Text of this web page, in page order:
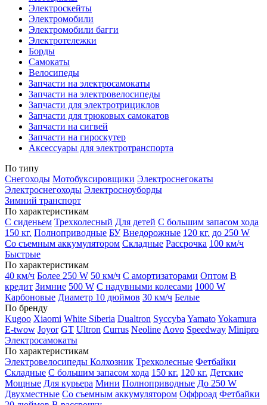
Электроскейты
Электромобили
Электромобили багги
Электротележки
Борды
Самокаты
Велосипеды
Запчасти на электросамокаты
Запчасти на электровелосипеды
Запчасти для электротрициклов
Запчасти для трюковых самокатов
Запчасти на сигвей
Запчасти на гироскутер
Аксессуары для электротранспорта
По типу
Снегоходы Мотобуксировщики Электроснегокаты
Электроснегоходы Электросноуборды
Зимний транспорт
По характеристикам
С сиденьем Трехколесный Для детей С большим запасом хода
150 кг. Полноприводные БУ Внедорожные 120 кг. до 250 W
Со съемным аккумулятором Складные Рассрочка 100 км/ч
Быстрые
По характеристикам
40 км/ч Более 250 W 50 км/ч С амортизаторами Оптом В
кредит Зимние 500 W С надувными колесами 1000 W
Карбоновые Диаметр 10 дюймов 30 км/ч Белые
По бренду
Kugoo Xiaomi White Siberia Dualtron Syccyba YamatoYokamura
E-twow Joyor GT Ultron Currus Neoline Aovo Speedway Minipro
Электросамокаты
По характеристикам
Электровелосипеды Колхозник Трехколесные Фетбайки
Складные С большим запасом хода 150 кг. 120 кг. Детские
Мощные Для курьера Мини Полноприводные До 250 W
Двухместные Со съемным аккумулятором Оффроад Фетбайки